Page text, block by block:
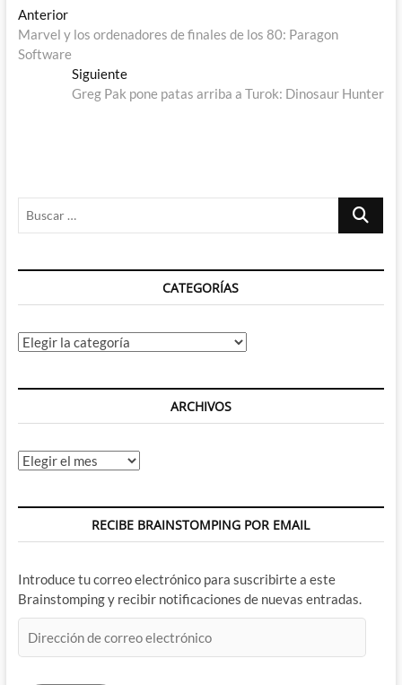
Navegación
de
entradas
AnteriorEntrada
anterior:
Marvel y los ordenadores de finales de los 80: Paragon
Software
SiguienteEntrada
siguiente:
Greg Pak pone patas arriba a Turok: Dinosaur Hunter
Buscar
CATEGORÍAS
Categorías
ARCHIVOS
Archivos
RECIBE BRAINSTOMPING POR EMAIL
Introduce tu correo electrónico para suscribirte a este
Brainstomping y recibir notificaciones de nuevas entradas.
de